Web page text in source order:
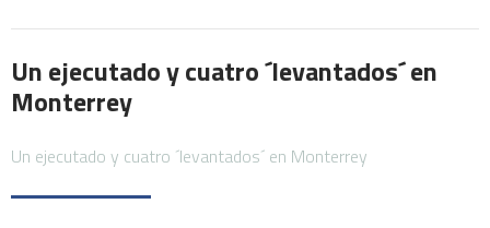
Un ejecutado y cuatro ´levantados´ en
Monterrey
Un ejecutado y cuatro ´levantados´ en Monterrey